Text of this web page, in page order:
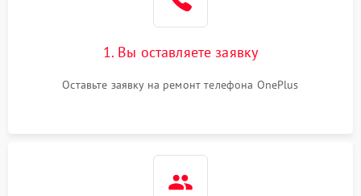
1. Вы оставляете заявку
Оставьте заявку на ремонт телефона OnePlus